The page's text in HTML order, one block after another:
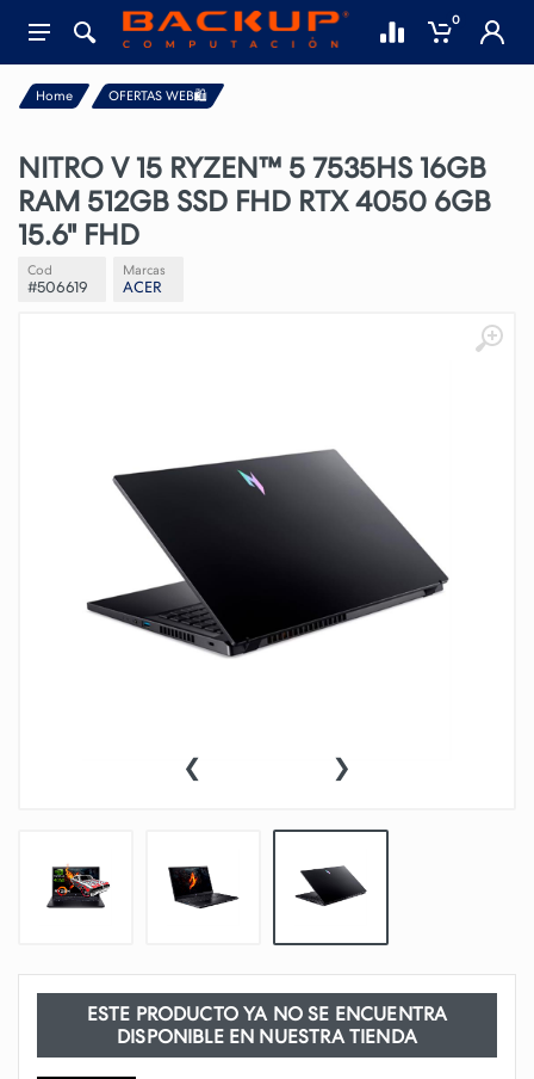
0
Home OFERTAS WEB🛍️
NITRO V 15 RYZEN™ 5 7535HS 16GB
RAM 512GB SSD FHD RTX 4050 6GB
15.6" FHD
Cod
#506619
Marcas
ACER
‹ ›
ESTE PRODUCTO YA NO SE ENCUENTRA
DISPONIBLE EN NUESTRA TIENDA